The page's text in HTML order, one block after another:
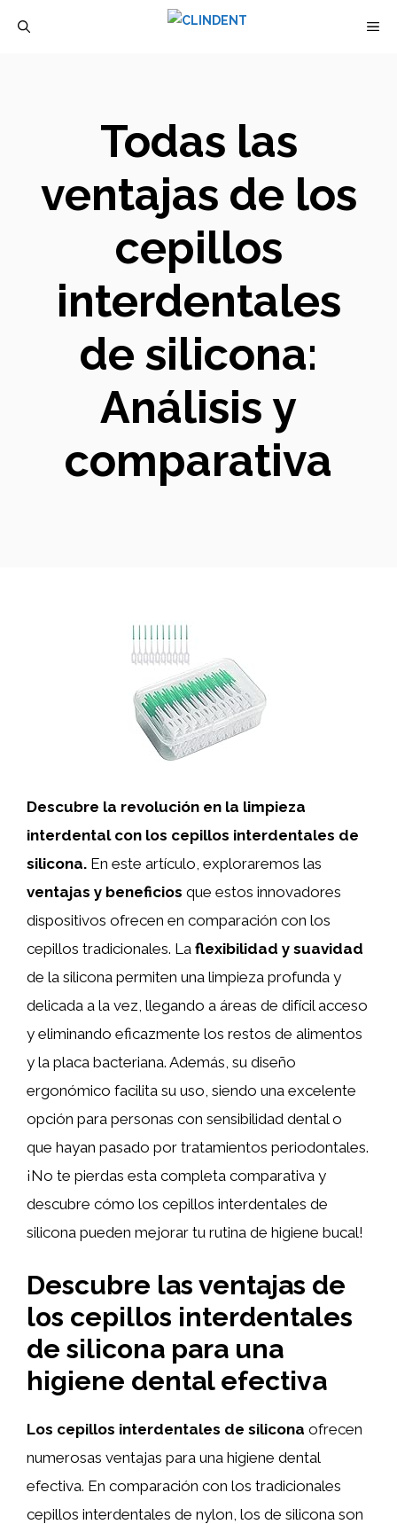
Todas las
ventajas de los
cepillos
interdentales
de silicona:
Análisis y
comparativa
Descubre la revolución en la limpieza
interdental con los cepillos interdentales de
silicona. En este artículo, exploraremos las
ventajas y beneficios que estos innovadores
dispositivos ofrecen en comparación con los
cepillos tradicionales. La flexibilidad y suavidad
de la silicona permiten una limpieza profunda y
delicada a la vez, llegando a áreas de difícil acceso
y eliminando eficazmente los restos de alimentos
y la placa bacteriana. Además, su diseño
ergonómico facilita su uso, siendo una excelente
opción para personas con sensibilidad dental o
que hayan pasado por tratamientos periodontales.
¡No te pierdas esta completa comparativa y
descubre cómo los cepillos interdentales de
silicona pueden mejorar tu rutina de higiene bucal!
Descubre las ventajas de
los cepillos interdentales
de silicona para una
higiene dental efectiva
Los cepillos interdentales de silicona ofrecen
numerosas ventajas para una higiene dental
efectiva. En comparación con los tradicionales
cepillos interdentales de nylon, los de silicona son